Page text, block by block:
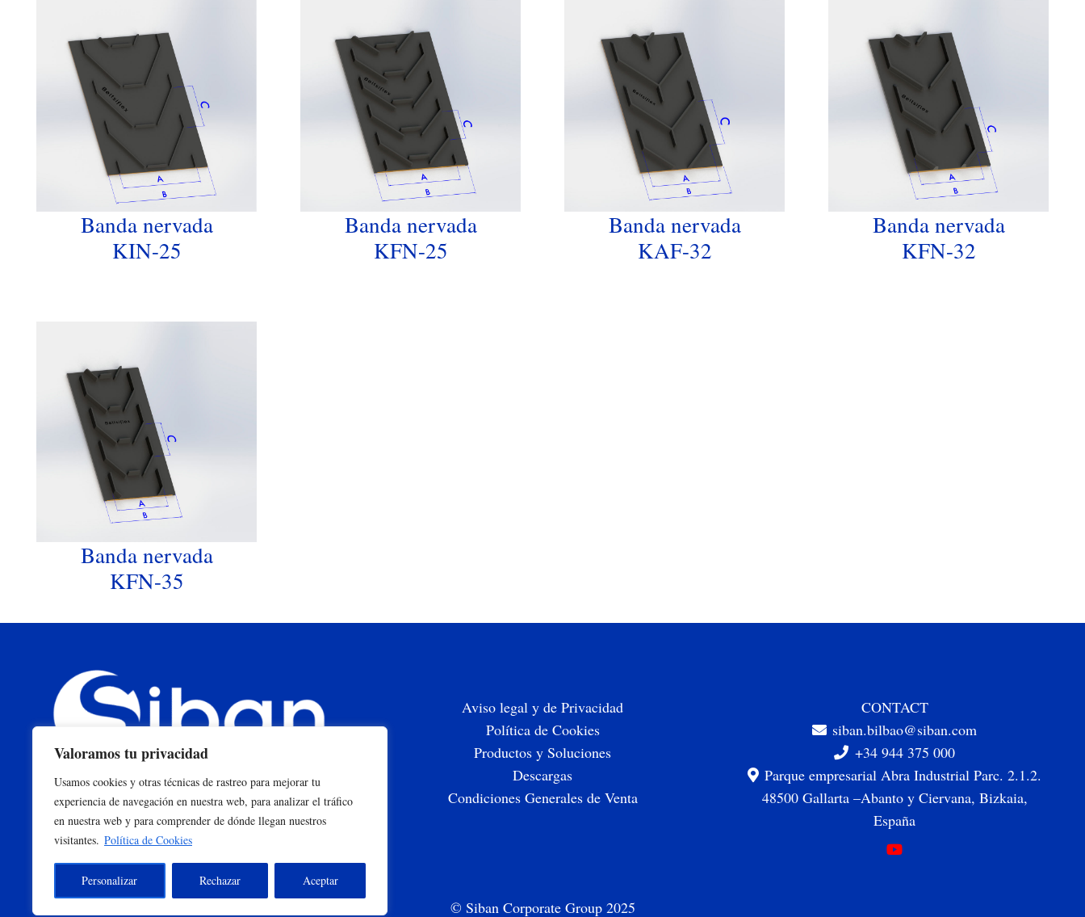
Valoramos tu privacidad
Usamos cookies y otras técnicas de rastreo para mejorar tu
experiencia de navegación en nuestra web, para analizar el tráfico
en nuestra web y para comprender de dónde llegan nuestros
visitantes. Política de Cookies
Personalizar Rechazar Aceptar
Banda nervada
KIN-25
Banda nervada
KFN-25
Banda nervada
KAF-32
Banda nervada
KFN-32
Banda nervada
KFN-35
Aviso legal y de Privacidad
Política de Cookies
Productos y Soluciones
Descargas
Condiciones Generales de Venta
© Siban Corporate Group 2025
CONTACT
siban.bilbao@siban.com
+34 944 375 000
Parque empresarial Abra Industrial Parc. 2.1.2.
48500 Gallarta –Abanto y Ciervana, Bizkaia,
España